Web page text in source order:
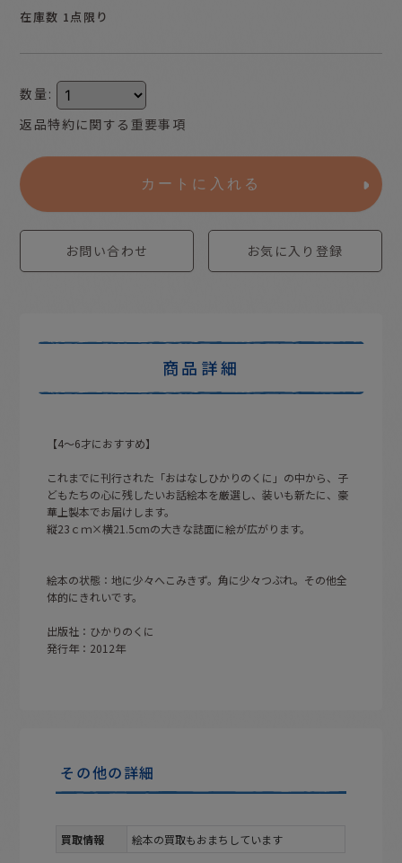
在庫数 1点限り
数量 :
返品特約に関する重要事項
カートに入れる
お問い合わせ お気に入り登録
商品詳細
【4〜6才におすすめ】
これまでに刊行された「おはなしひかりのくに」の中から、子
どもたちの心に残したいお話絵本を厳選し、装いも新たに、豪
華上製本でお届けします。
縦23ｃｍ×横21.5cmの大きな誌面に絵が広がります。
絵本の状態：地に少々へこみきず。角に少々つぶれ。その他全
体的にきれいです。
出版社：ひかりのくに
発行年：2012年
その他の詳細
買取情報 絵本の買取もおまちしています